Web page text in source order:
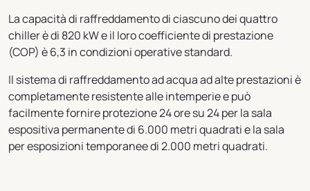
La capacità di raffreddamento di ciascuno dei quattro
chiller è di 820 kW e il loro coefficiente di prestazione
(COP) è 6,3 in condizioni operative standard.
Il sistema di raffreddamento ad acqua ad alte prestazioni è
completamente resistente alle intemperie e può
facilmente fornire protezione 24 ore su 24 per la sala
espositiva permanente di 6.000 metri quadrati e la sala
per esposizioni temporanee di 2.000 metri quadrati.